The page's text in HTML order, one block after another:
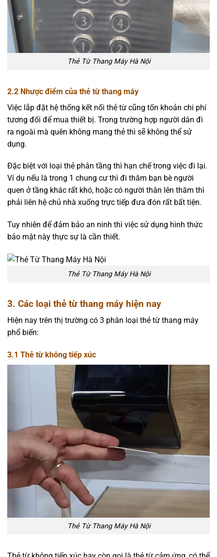
Thẻ Từ Thang Máy Hà Nội
2.2 Nhược điểm của thẻ từ thang máy
Việc lắp đặt hệ thống kết nối thẻ từ cũng tốn khoản chi phí
tương đối để mua thiết bị. Trong trường hợp người dân đi
ra ngoài mà quên không mang thẻ thì sẽ không thể sử
dụng.
Đặc biệt với loại thẻ phân tầng thì hạn chế trong việc đi lại.
Ví dụ nếu là trong 1 chung cư thì đi thăm bạn bè người
quen ở tầng khác rất khó, hoặc có người thân lên thăm thì
phải liên hệ chủ nhà xuống trực tiếp đưa đón rất bất tiện.
Tuy nhiên để đảm bảo an ninh thì việc sử dụng hình thức
bảo mật này thực sự là cần thiết.
Thẻ Từ Thang Máy Hà Nội
3. Các loại thẻ từ thang máy hiện nay
Hiện nay trên thị trường có 3 phân loại thẻ từ thang máy
phổ biến:
3.1 Thẻ từ không tiếp xúc
Thẻ Từ Thang Máy Hà Nội